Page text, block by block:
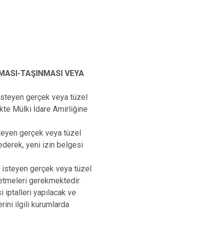
TAŞINMASI VEYA
gerçek veya tüzel
Mülki İdare Amirliğine
gerçek veya tüzel
yeni izin belgesi
isteyen gerçek veya tüzel
gerekmektedir.
iptalleri yapılacak ve
ilgili kurumlarda